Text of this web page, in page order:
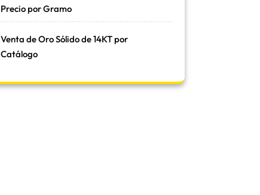
Precio por Gramo
Venta de Oro Sólido de 14KT por
Catálogo